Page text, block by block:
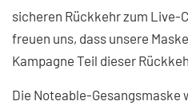
sicheren Rückkehr zum Live-
freuen uns, dass unsere
Kampagne Teil dieser
Die Noteable-Gesangsmaske